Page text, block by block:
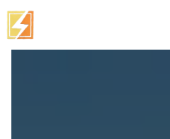
Panneau de gestion des cookies